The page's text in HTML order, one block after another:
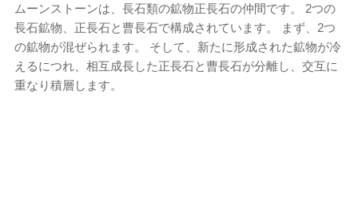
ムーンストーンは、長石類の鉱物正長石の仲間です。 2つの
長石鉱物、正長石と曹長石で構成されています。 まず、2つ
の鉱物が混ぜられます。 そして、新たに形成された鉱物が冷
えるにつれ、相互成長した正長石と曹長石が分離し、交互に
重なり積層します。